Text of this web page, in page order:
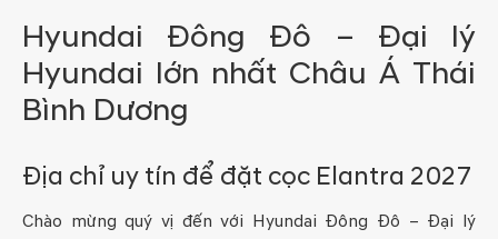
Hyundai Đông Đô – Đại lý
Hyundai lớn nhất Châu Á Thái
Bình Dương
Địa chỉ uy tín để đặt cọc Elantra 2027
Chào mừng quý vị đến với Hyundai Đông Đô – Đại lý